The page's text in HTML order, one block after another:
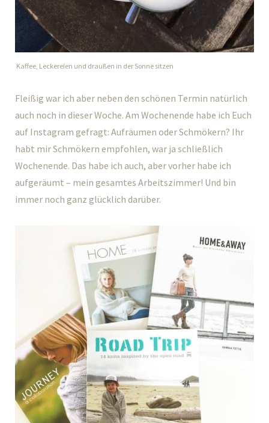
Kaffee, Leckereien und draußen in der Sonne sitzen
Fleißig war ich aber neben den schönen Termin natürlich
auch noch in dieser Woche. Am Wochenende habe ich Euch
auf Instagram gefragt: Aufräumen oder Schmökern? Ihr
habt mir Schmökern empfohlen, war ja schließlich
Wochenende. Das habe ich auch, aber vorher habe ich
aufgeräumt – mein gesamtes Arbeitszimmer! Und bin
immer noch ganz glücklich darüber.